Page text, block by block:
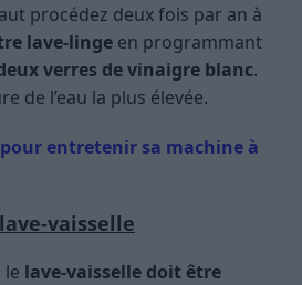
procédez deux fois par an à
lave-linge en programmant
verres de vinaigre blanc.
de l’eau la plus élevée.
entretenir sa machine à
vaisselle
le lave-vaisselle doit être